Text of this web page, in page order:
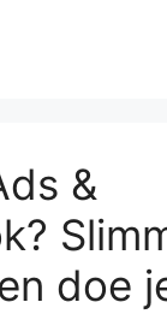
&
doe